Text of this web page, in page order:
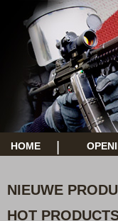
HOME
NIEUWE
HOT